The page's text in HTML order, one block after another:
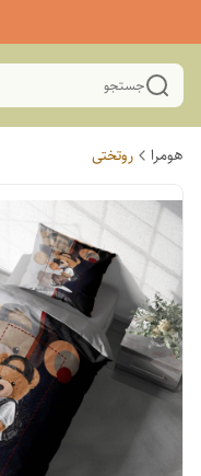
جستجو
هومرا روتختی